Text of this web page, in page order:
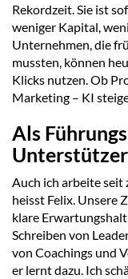
Rekordzeit. Sie ist
weniger Kapital,
Unternehmen, die
mussten, können
Klicks nutzen. Ob
Marketing – KI
Als
Auch ich arbeite seit
heisst Felix. Unsere
klare
Schreiben von
von Coachings und
er lernt dazu. Ich